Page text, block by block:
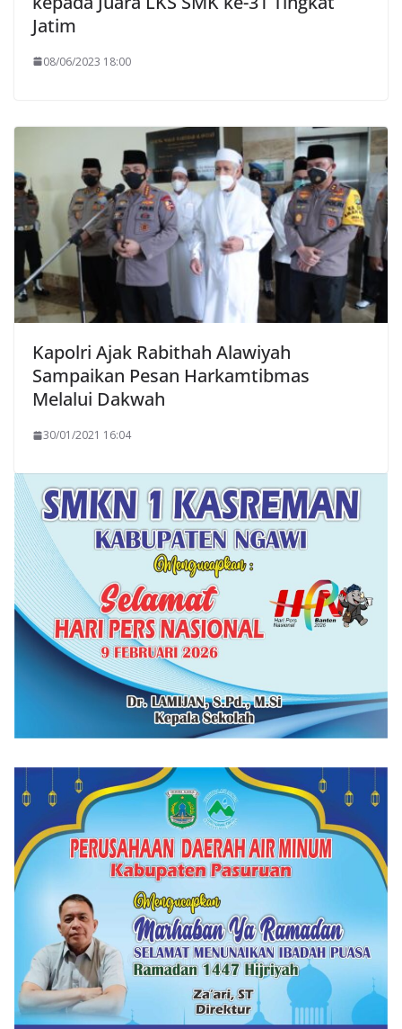
Jatim
08/06/2023 18:00
Kapolri Ajak Rabithah Alawiyah
Sampaikan Pesan Harkamtibmas
Melalui Dakwah
30/01/2021 16:04